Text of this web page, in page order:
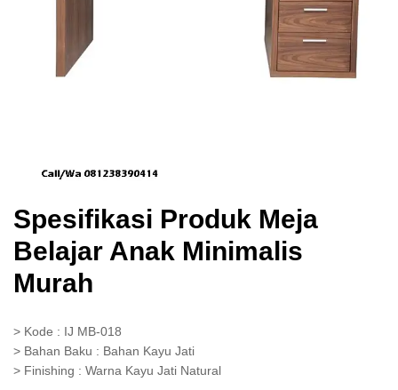
Spesifikasi Produk Meja
Belajar Anak Minimalis
Murah
> Kode : IJ MB-018
> Bahan Baku : Bahan Kayu Jati
> Finishing : Warna Kayu Jati Natural